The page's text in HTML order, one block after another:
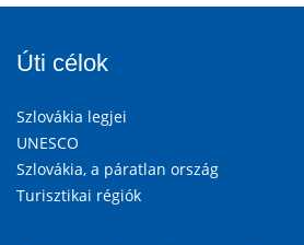
Úti célok
Szlovákia legjei
UNESCO
Szlovákia, a páratlan ország
Turisztikai régiók